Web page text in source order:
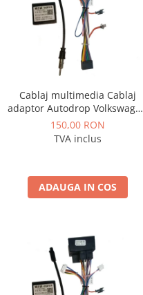
Camere Peugeot
Camere Fiat
Camere înregistrare trafic
Accesorii multimedia
Conectică Auto
Conectică Audi
Conectică Volkswagen
Conectică Mercedes Benz
Cablaj multimedia Cablaj
adaptor Autodrop Volkswagen
Passat B6/B7/CC (2011-2015)
pentru Navigații multimedia
150,00 RON
TVA inclus
ADAUGA IN COS